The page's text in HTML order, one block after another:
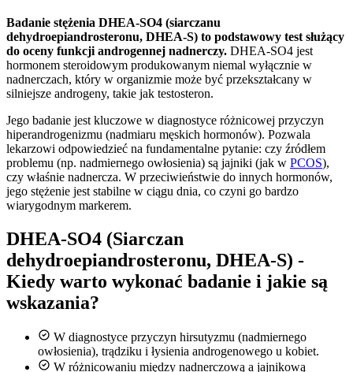
Badanie stężenia DHEA-SO4 (siarczanu
dehydroepiandrosteronu, DHEA-S) to podstawowy test służący
do oceny funkcji androgennej nadnerczy. DHEA-SO4 jest
hormonem steroidowym produkowanym niemal wyłącznie w
nadnerczach, który w organizmie może być przekształcany w
silniejsze androgeny, takie jak testosteron.
Jego badanie jest kluczowe w diagnostyce różnicowej przyczyn
hiperandrogenizmu (nadmiaru męskich hormonów). Pozwala
lekarzowi odpowiedzieć na fundamentalne pytanie: czy źródłem
problemu (np. nadmiernego owłosienia) są jajniki (jak w PCOS),
czy właśnie nadnercza. W przeciwieństwie do innych hormonów,
jego stężenie jest stabilne w ciągu dnia, co czyni go bardzo
wiarygodnym markerem.
DHEA-SO4 (Siarczan
dehydroepiandrosteronu, DHEA-S) -
Kiedy warto wykonać badanie i jakie są
wskazania?
W diagnostyce przyczyn hirsutyzmu (nadmiernego
owłosienia), trądziku i łysienia androgenowego u kobiet.
W różnicowaniu między nadnerczową a jajnikową